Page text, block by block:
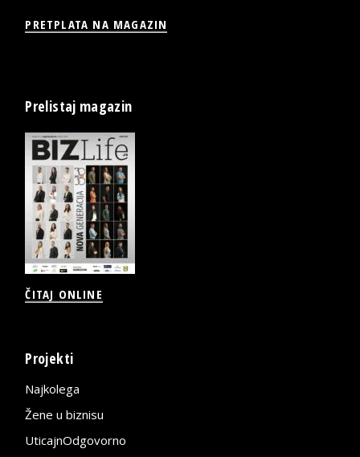
PRETPLATA NA MAGAZIN
Prelistaj magazin
ČITAJ ONLINE
Projekti
Najkolega
Žene u biznisu
UticajnOdgovorno